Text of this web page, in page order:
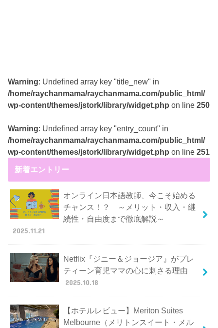
Warning: Undefined array key "title_new" in
/home/raychanmama/raychanmama.com/public_html/
wp-content/themes/jstork/library/widget.php on line250
Warning: Undefined array key "entry_count" in
/home/raychanmama/raychanmama.com/public_html/
wp-content/themes/jstork/library/widget.php on line251
新着エントリー
オンライン日本語教師、今こそ始める
チャンス！？ ～メリット・収入・継
続性・自由度まで徹底解説～
2025.11.21
Netflix『ジニー＆ジョージア』がプレ
ティーン育児ママの心に刺さる理由
2025.10.18
【ホテルレビュー】Meriton Suites
Melbourne（メリトンスイート・メル